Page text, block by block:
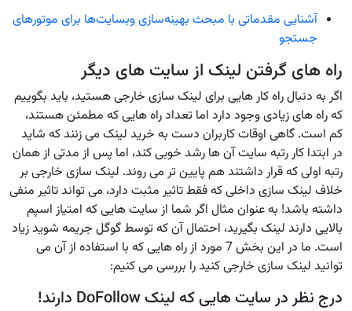
آشنایی مقدماتی با مبحث بهینه‌سازی وبسایت‌ها برای موتور‌های
جستجو
راه های گرفتن لینک از سایت های دیگر
اگر به دنبال راه کار هایی برای لینک سازی خارجی هستید، باید بگوییم
که راه های زیادی وجود دارد اما تعداد راه هایی که مطمئن هستند،
کم است. گاهی اوقات کاربران دست به خرید لینک می زنند که شاید
در ابتدا کار رتبه سایت آن ها رشد خوبی کند، اما پس از مدتی از همان
رتبه اولی که قرار داشتند هم پایین تر می روند. لینک سازی خارجی بر
خلاف لینک سازی داخلی که فقط تاثیر مثبت دارد، می تواند تاثیر منفی
داشته باشد! به عنوان مثال اگر شما از سایت هایی که امتیاز اسپم
بالایی دارند لینک بگیرید، احتمال آن که توسط گوگل جریمه شوید زیاد
است. ما در این بخش 7 مورد از راه هایی که با استفاده از آن می
توانید لینک سازی خارجی کنید را بررسی می کنیم:
درج نظر در سایت هایی که لینک DoFollow دارند!